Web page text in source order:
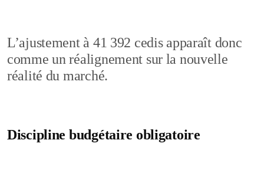
L’ajustement à 41 392 cedis apparaît donc
comme un réalignement sur la nouvelle
réalité du marché.
Discipline budgétaire obligatoire